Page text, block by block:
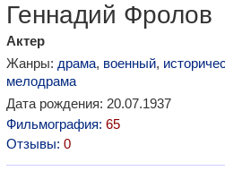
Геннадий Фролов
Актер
Жанры: драма, военный,
мелодрама
Дата рождения: 20.07.1937
Фильмография: 65
Отзывы: 0